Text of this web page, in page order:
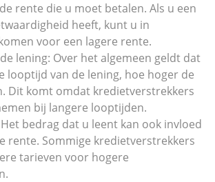
rente die u moet betalen. Als u een
heeft, kunt u in
voor een lagere rente.
lening: Over het algemeen geldt dat
looptijd van de lening, hoe hoger de
Dit komt omdat kredietverstrekkers
bij langere looptijden.
bedrag dat u leent kan ook invloed
rente. Sommige kredietverstrekkers
tarieven voor hogere